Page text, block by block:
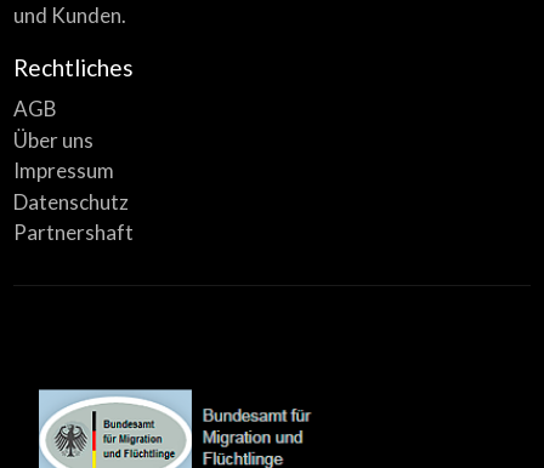
und Kunden.
Rechtliches
AGB
Über uns
Impressum
Datenschutz
Partnershaft